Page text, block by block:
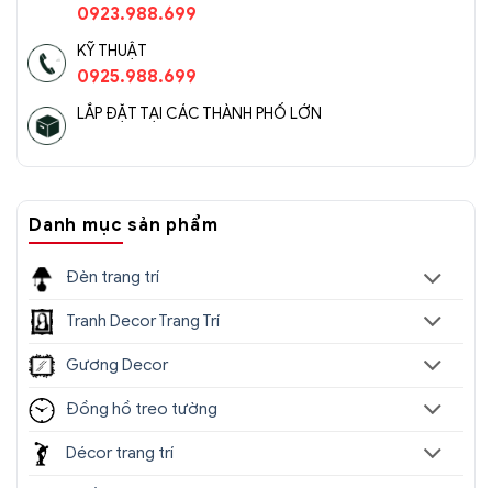
0923.988.699
KỸ THUẬT
0925.988.699
LẮP ĐẶT TẠI CÁC THÀNH PHỐ LỚN
Danh mục sản phẩm
Đèn trang trí
Tranh Decor Trang Trí
Gương Decor
Đồng hồ treo tường
Décor trang trí